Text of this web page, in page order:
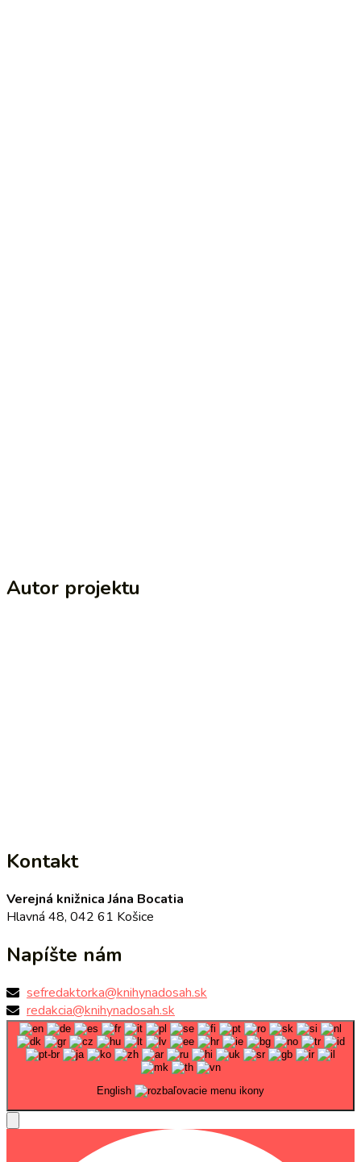
Autor projektu
Kontakt
Verejná knižnica Jána Bocatia
Hlavná 48, 042 61 Košice
Napíšte nám
sefredaktorka@knihynadosah.sk
redakcia@knihynadosah.sk
English